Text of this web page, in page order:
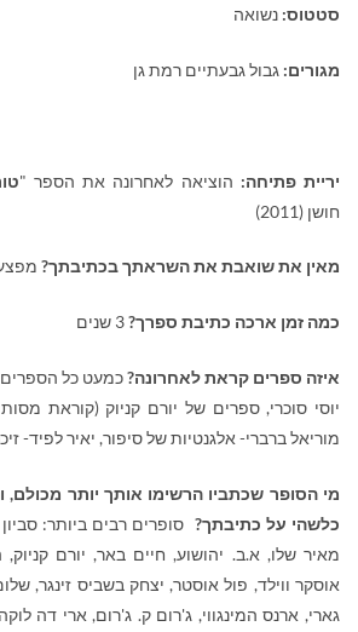
סטטוס: נשואה
מגורים: גבול גבעתיים רמת גן
יריית פתיחה: הוציאה לאחרונה את הספר "
חושן (2011)
מאין את שואבת את השראתך בכתיבתך?
כמה זמן ארכה כתיבת ספרך?
איזה ספרים קראת לאחרונה?כמעט כל הספרים
יוסי סוכרי, ספרים של יורם קניוק (קוראת
מוריאל ברברי- אלגנטיות של סיפור, יאיר לפיד-
מי הסופר שכתביו הרשימו אותך יותר
כלשהי על כתיבתך? סופרים רבים ביותר:
מאיר שלו, א.ב. יהושוע, חיים באר, יורם קניוק,
אוסקר ווילד, פול אוסטר, יצחק בשביס זינגר,
גארי, ארנס המינגווי, ג'רום ק. ג'רום, ארי דה